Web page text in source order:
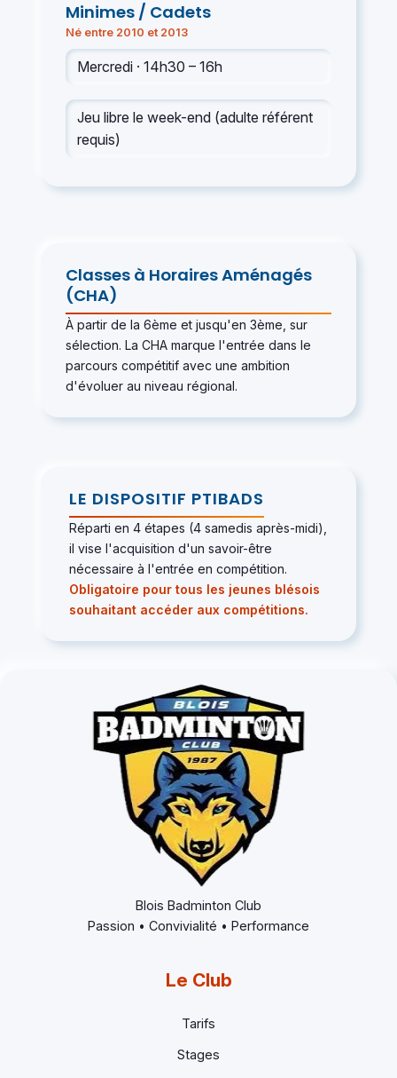
Minimes / Cadets
Né entre 2010 et 2013
Mercredi · 14h30 – 16h
Jeu libre le week-end (adulte référent
requis)
Classes à Horaires Aménagés
(CHA)
À partir de la 6ème et jusqu'en 3ème, sur
sélection. La CHA marque l'entrée dans le
parcours compétitif avec une ambition
d'évoluer au niveau régional.
LE DISPOSITIF PTIBADS
Réparti en 4 étapes (4 samedis après-midi),
il vise l'acquisition d'un savoir-être
nécessaire à l'entrée en compétition.
Obligatoire pour tous les jeunes blésois
souhaitant accéder aux compétitions.
Blois Badminton Club
Passion • Convivialité • Performance
Le Club
Tarifs
Stages